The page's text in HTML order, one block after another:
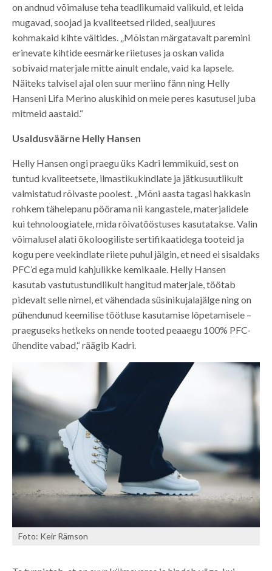
on andnud võimaluse teha teadlikumaid valikuid, et leida
mugavad, soojad ja kvaliteetsed riided, sealjuures
kohmakaid kihte vältides. „Mõistan märgatavalt paremini
erinevate kihtide eesmärke riietuses ja oskan valida
sobivaid materjale mitte ainult endale, vaid ka lapsele.
Näiteks talvisel ajal olen suur meriino fänn ning Helly
Hanseni Lifa Merino aluskihid on meie peres kasutusel juba
mitmeid aastaid.“
Usaldusväärne Helly Hansen
Helly Hansen ongi praegu üks Kadri lemmikuid, sest on
tuntud kvaliteetsete, ilmastikukindlate ja jätkusuutlikult
valmistatud rõivaste poolest. „Mõni aasta tagasi hakkasin
rohkem tähelepanu pöörama nii kangastele, materjalidele
kui tehnoloogiatele, mida rõivatööstuses kasutatakse. Valin
võimalusel alati ökoloogiliste sertifikaatidega tooteid ja
kogu pere veekindlate riiete puhul jälgin, et need ei sisaldaks
PFC’d ega muid kahjulikke kemikaale. Helly Hansen
kasutab vastutustundlikult hangitud materjale, töötab
pidevalt selle nimel, et vähendada süsinikujalajälge ning on
pühendunud keemilise töötluse kasutamise lõpetamisele –
praeguseks hetkeks on nende tooted peaaegu 100% PFC-
ühendite vabad,“ räägib Kadri.
Foto: Keir Rämson